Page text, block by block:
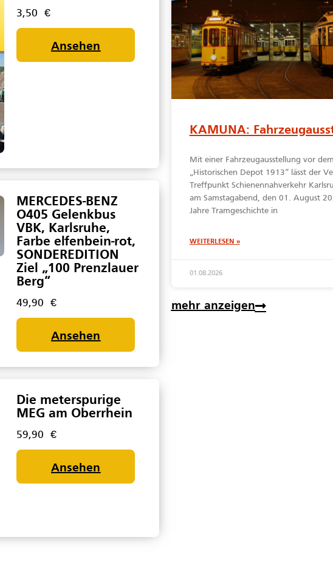
3,50€
Ansehen
MERCEDES-BENZ
O405 Gelenkbus
VBK, Karlsruhe,
Farbe elfenbein-rot,
SONDEREDITION
Ziel „100 Prenzlauer
Berg“
49,90€
Ansehen
Die meterspurige
MEG am Oberrhein
59,90€
Ansehen
KAMUNA:
Mit einer Fahrzeugausstellung vor dem
„Historischen Depot 1913“ lässt der
Treffpunkt Schienennahverkehr
am Samstagabend, den 01. August
Jahre Tramgeschichte in
WEITERLESEN »
01.08.2026
mehr anzeigen